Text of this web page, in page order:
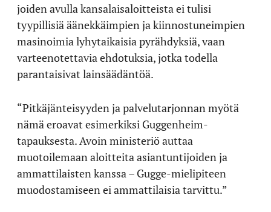
joiden avulla kansalaisaloitteista ei tulisi
tyypillisiä äänekkäimpien ja kiinnostuneimpien
masinoimia lyhytaikaisia pyrähdyksiä, vaan
varteenotettavia ehdotuksia, jotka todella
parantaisivat lainsäädäntöä.
“Pitkäjänteisyyden ja palvelutarjonnan myötä
nämä eroavat esimerkiksi Guggenheim-
tapauksesta. Avoin ministeriö auttaa
muotoilemaan aloitteita asiantuntijoiden ja
ammattilaisten kanssa – Gugge-mielipiteen
muodostamiseen ei ammattilaisia tarvittu.”